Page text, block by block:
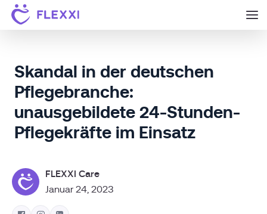
Skandal in der deutschen
Pflegebranche:
unausgebildete 24-Stunden-
Pflegekräfte im Einsatz
FLEXXI Care
Januar 24, 2023